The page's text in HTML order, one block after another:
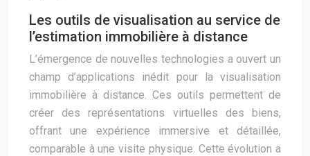
Les outils de visualisation au service de
l’estimation immobilière à distance
L’émergence de nouvelles technologies a ouvert un
champ d’applications inédit pour la visualisation
immobilière à distance. Ces outils permettent de
créer des représentations virtuelles des biens,
offrant une expérience immersive et détaillée,
comparable à une visite physique. Cette évolution a